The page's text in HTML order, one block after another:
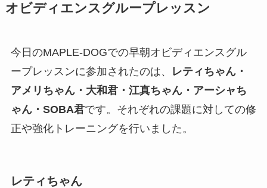
オビディエンスグループレッスン
今日のMAPLE-DOGでの早朝オビディエンスグル
ープレッスンに参加されたのは、
レティちゃん・
アメリちゃん・大和君・江真ちゃん・アーシャち
ゃん・SOBA君です。それぞれの課題に対しての修
正や強化トレーニングを行いました。
レティちゃん